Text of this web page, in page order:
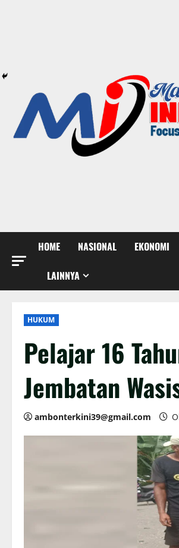
HOME NASIONAL EKONOMI
LAINNYA
HUKUM
Pelajar 16
Jembatan
ambonterkini39@gmail.com